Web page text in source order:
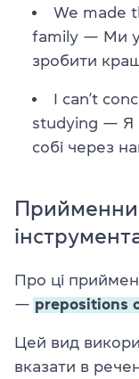
We made
family — Ми
зробити
I can’t
studying — Я
собі через
Про ці
— prepositions
Цей вид
вказати в